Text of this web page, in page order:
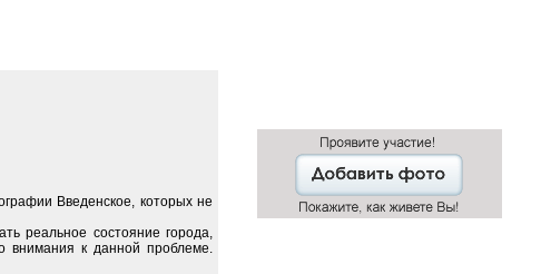
Введенское, которых не
реальное состояние города,
внимания к данной проблеме.